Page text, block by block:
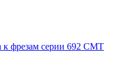
фрезам серии 692 CMT